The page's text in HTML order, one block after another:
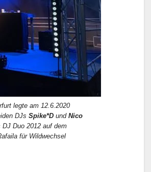
legte am 12.6.2020
DJs Spike*Dund Nico
Duo 2012 auf dem
für Wildwechsel